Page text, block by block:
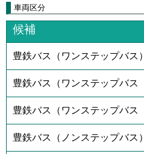
車両区分
候補
豊鉄バス（ワンステップバス）
豊鉄バス（ワンステップバス
豊鉄バス（ワンステップバス
豊鉄バス（ノンステップバス）